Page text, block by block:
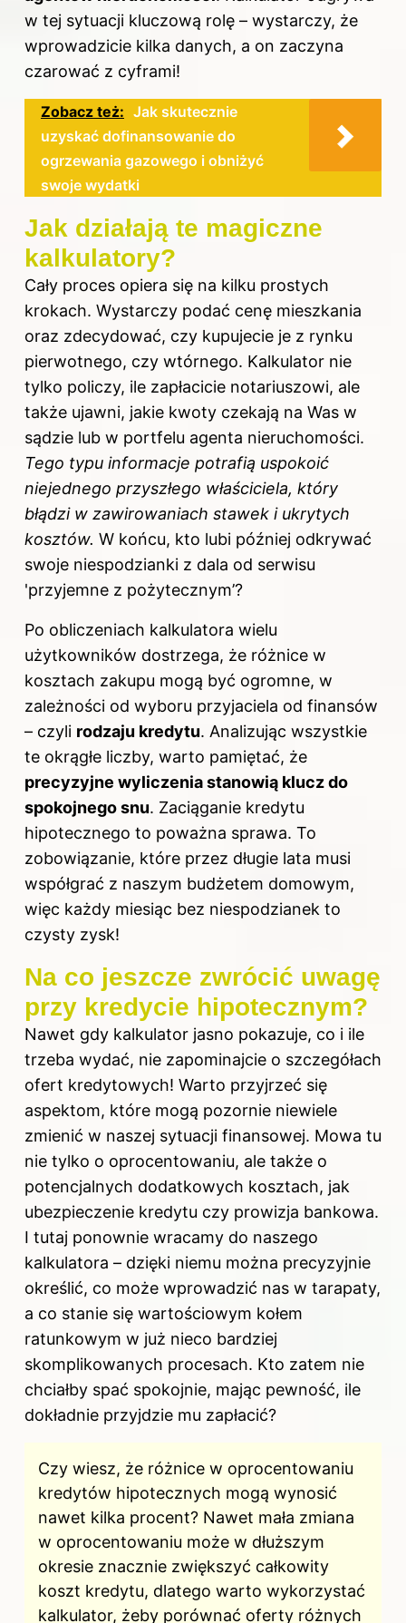
w tej sytuacji kluczową rolę – wystarczy, że
wprowadzicie kilka danych, a on zaczyna
czarować z cyframi!
Zobacz też: Jak skutecznie
uzyskać dofinansowanie do
ogrzewania gazowego i obniżyć
swoje wydatki
Jak działają te magiczne
kalkulatory?
Cały proces opiera się na kilku prostych
krokach. Wystarczy podać cenę mieszkania
oraz zdecydować, czy kupujecie je z rynku
pierwotnego, czy wtórnego. Kalkulator nie
tylko policzy, ile zapłacicie notariuszowi, ale
także ujawni, jakie kwoty czekają na Was w
sądzie lub w portfelu agenta nieruchomości.
Tego typu informacje potrafią uspokoić
niejednego przyszłego właściciela, który
błądzi w zawirowaniach stawek i ukrytych
kosztów. W końcu, kto lubi później odkrywać
swoje niespodzianki z dala od serwisu
'przyjemne z pożytecznym’?
Po obliczeniach kalkulatora wielu
użytkowników dostrzega, że różnice w
kosztach zakupu mogą być ogromne, w
zależności od wyboru przyjaciela od finansów
– czyli rodzaju kredytu. Analizując wszystkie
te okrągłe liczby, warto pamiętać, że
precyzyjne wyliczenia stanowią klucz do
spokojnego snu. Zaciąganie kredytu
hipotecznego to poważna sprawa. To
zobowiązanie, które przez długie lata musi
współgrać z naszym budżetem domowym,
więc każdy miesiąc bez niespodzianek to
czysty zysk!
Na co jeszcze zwrócić uwagę
przy kredycie hipotecznym?
Nawet gdy kalkulator jasno pokazuje, co i ile
trzeba wydać, nie zapominajcie o szczegółach
ofert kredytowych! Warto przyjrzeć się
aspektom, które mogą pozornie niewiele
zmienić w naszej sytuacji finansowej. Mowa tu
nie tylko o oprocentowaniu, ale także o
potencjalnych dodatkowych kosztach, jak
ubezpieczenie kredytu czy prowizja bankowa.
I tutaj ponownie wracamy do naszego
kalkulatora – dzięki niemu można precyzyjnie
określić, co może wprowadzić nas w tarapaty,
a co stanie się wartościowym kołem
ratunkowym w już nieco bardziej
skomplikowanych procesach. Kto zatem nie
chciałby spać spokojnie, mając pewność, ile
dokładnie przyjdzie mu zapłacić?
Czy wiesz, że różnice w oprocentowaniu
kredytów hipotecznych mogą wynosić
nawet kilka procent? Nawet mała zmiana
w oprocentowaniu może w dłuższym
okresie znacznie zwiększyć całkowity
koszt kredytu, dlatego warto wykorzystać
kalkulator, żeby porównać oferty różnych